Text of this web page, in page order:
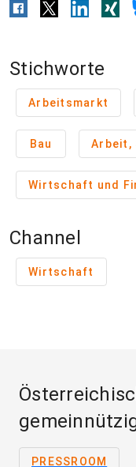
Stichworte
Arbeitsmarkt
Bau Arbeit,
Wirtschaft und
Channel
Wirtschaft
PRESSROOM